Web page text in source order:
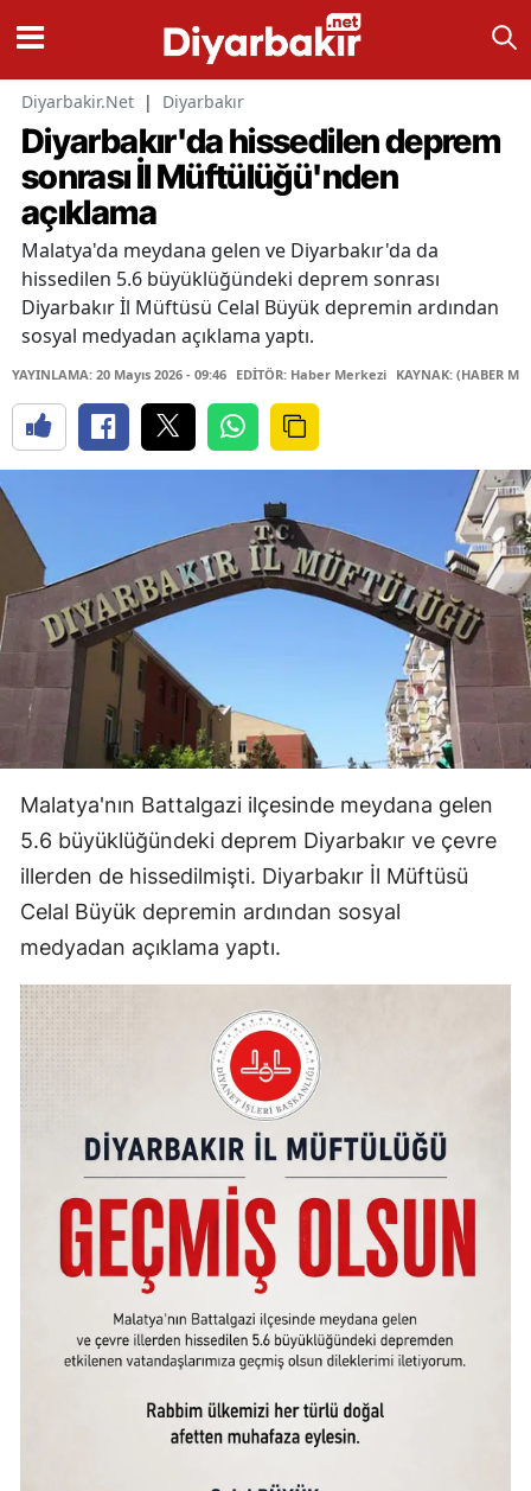
Diyarbakir.Net | Diyarbakır
Diyarbakır'da hissedilen deprem
sonrası İl Müftülüğü'nden
açıklama
Malatya'da meydana gelen ve Diyarbakır'da da
hissedilen 5.6 büyüklüğündeki deprem sonrası
Diyarbakır İl Müftüsü Celal Büyük depremin ardından
sosyal medyadan açıklama yaptı.
YAYINLAMA: 20 Mayıs 2026 - 09:46 EDİTÖR: Haber Merkezi KAYNAK: (HABER
Malatya'nın Battalgazi ilçesinde meydana gelen
5.6 büyüklüğündeki deprem Diyarbakır ve çevre
illerden de hissedilmişti. Diyarbakır İl Müftüsü
Celal Büyük depremin ardından sosyal
medyadan açıklama yaptı.